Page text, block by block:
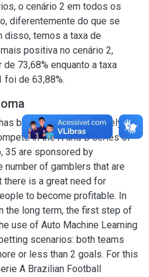
o cenário 2 em todos os
diferentemente do que se
disso, temos a taxa de
positiva no cenário 2,
73,68% enquanto a taxa
foi de 63,88%.
been growing effectively,
in the A and B series of
35 are sponsored by
number of gamblers that are
is a great need for
to become profitable. In
the long term, the first step of
use of Auto Machine Learning
scenarios: both teams
or less than 2 goals. For this
A Brazilian Football